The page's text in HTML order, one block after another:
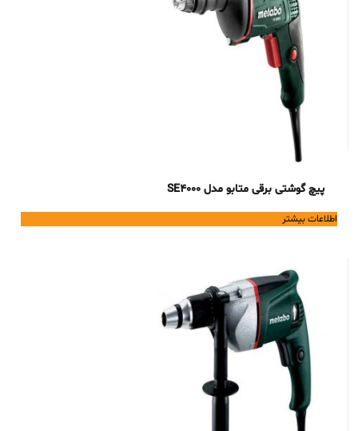
پیچ گوشتی برقی متابو مدل SE4000
اطلاعات بیشتر